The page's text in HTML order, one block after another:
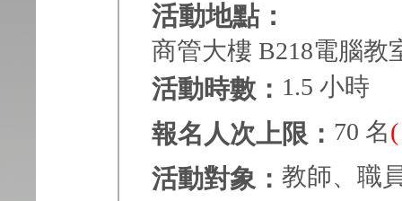
活動地點：
商管大樓 B218電腦教
活動時數： 1.5 小時
報名人次上限： 70 名
活動對象： 教師、職